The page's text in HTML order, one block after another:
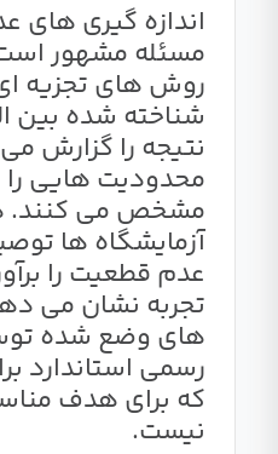
اندازه گیری های
مسئله مشهور
روش های تجزیه
شناخته شده بین
نتیجه را گزارش
محدودیت هایی را
مشخص می کنند.
آزمایشگاه ها
عدم قطعیت را
تجربه نشان می
های وضع شده
رسمی استاندارد
که برای هدف
نیست.